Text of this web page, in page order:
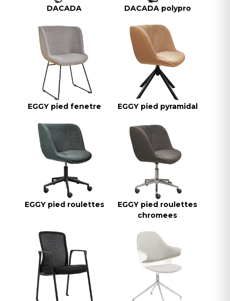
DACADA DACADA polypro
EGGY pied fenetre EGGY pied pyramidal
EGGY pied roulettes
EGGY pied roulettes
chromees